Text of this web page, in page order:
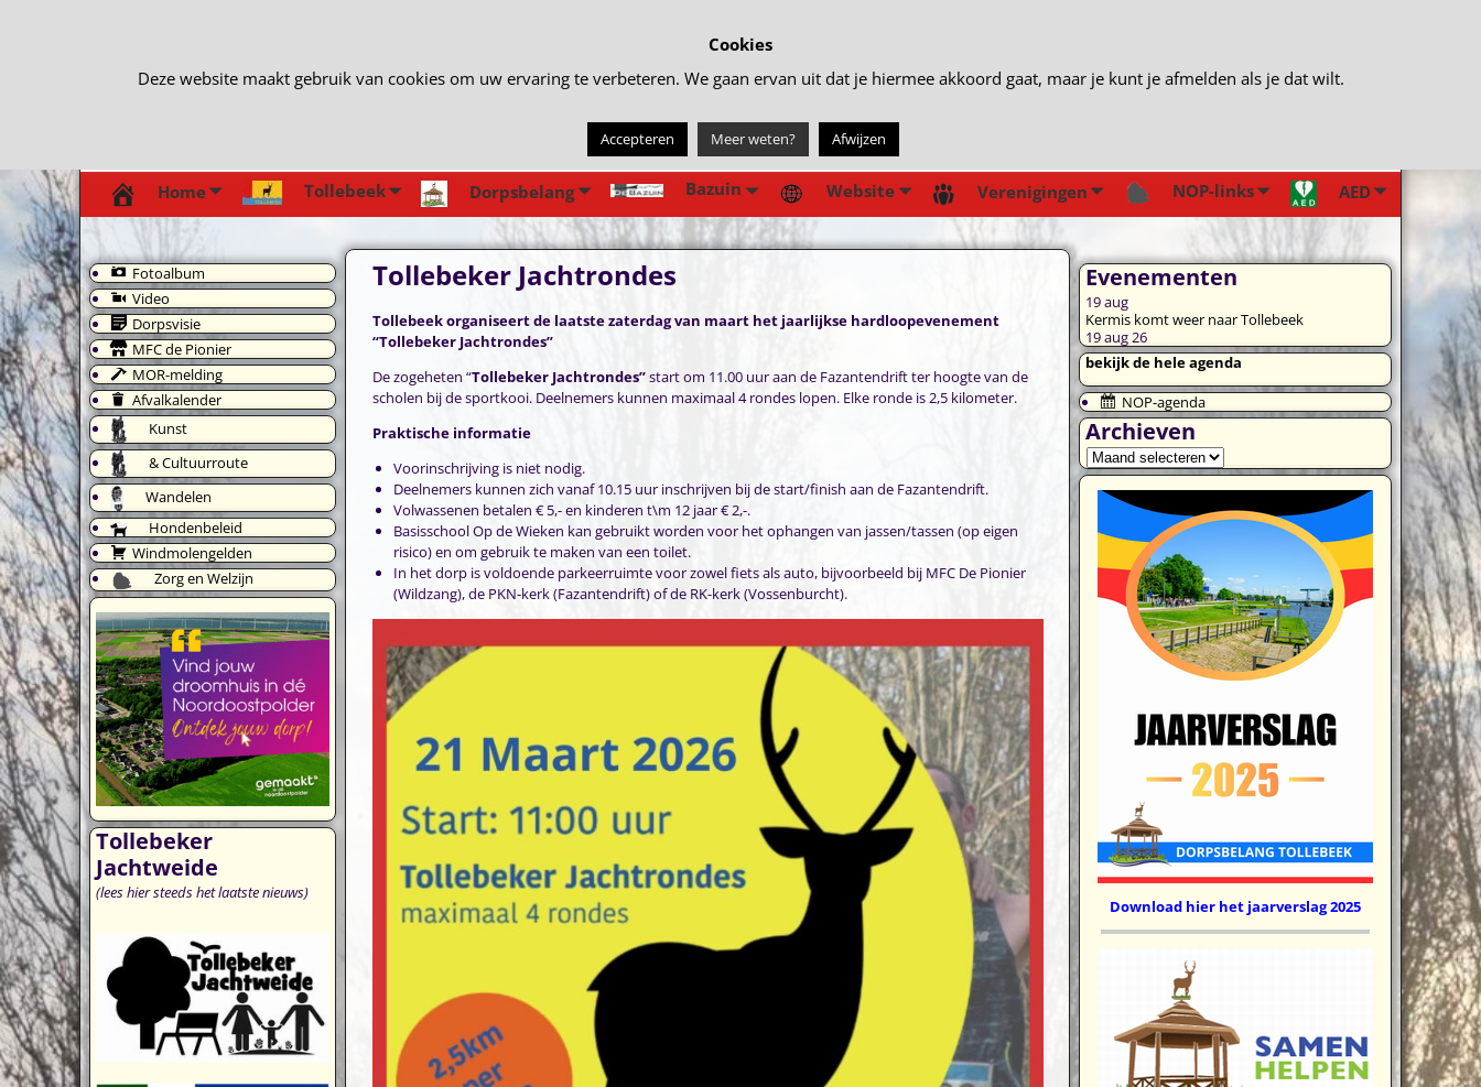
Home Tollebeek Dorpsbelang Bazuin Website Verenigingen NOP-links AED
Tollebeker Jachtrondes
Tollebeek organiseert de laatste zaterdag van maart het jaarlijkse hardloopevenement
“Tollebeker Jachtrondes”
De zogeheten “Tollebeker Jachtrondes” start om 11.00 uur aan de Fazantendrift ter hoogte van de
scholen bij de sportkooi. Deelnemers kunnen maximaal 4 rondes lopen. Elke ronde is 2,5 kilometer.
Praktische informatie
Voorinschrijving is niet nodig.
Deelnemers kunnen zich vanaf 10.15 uur inschrijven bij de start/finish aan de Fazantendrift.
Volwassenen betalen € 5,- en kinderen t\m 12 jaar € 2,-.
Basisschool Op de Wieken kan gebruikt worden voor het ophangen van jassen/tassen (op eigen
risico) en om gebruik te maken van een toilet.
In het dorp is voldoende parkeerruimte voor zowel fiets als auto, bijvoorbeeld bij MFC De Pionier
(Wildzang), de PKN-kerk (Fazantendrift) of de RK-kerk (Vossenburcht).
Fotoalbum
Video
Dorpsvisie
MFC de Pionier
MOR-melding
Afvalkalender
Kunst
& Cultuurroute
Wandelen
Hondenbeleid
Windmolengelden
Zorg en Welzijn
Tollebeker
Jachtweide
(lees hier steeds het laatste nieuws)
Evenementen
19aug
Kermis komt weer naar Tollebeek
19 aug 26
bekijk de hele agenda
NOP-agenda
Archieven
Download hier het jaarverslag 2025
Cookies
Deze website maakt gebruik van cookies om uw ervaring te verbeteren. We gaan ervan uit dat je hiermee akkoord gaat, maar je kunt je afmelden als je dat wilt.
Accepteren Meer weten? Afwijzen